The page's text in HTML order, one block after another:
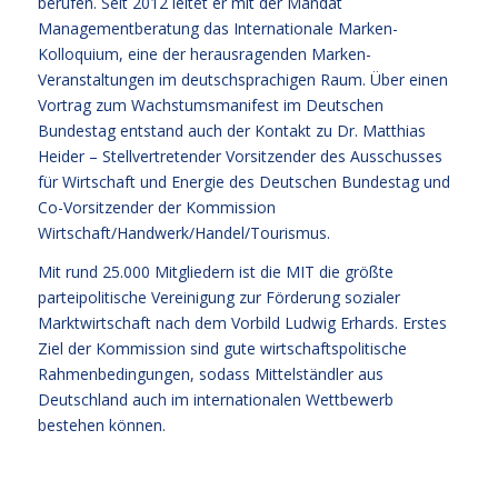
Managementberatung das Internationale Marken-
Kolloquium, eine der herausragenden Marken-
Veranstaltungen im deutschsprachigen Raum. Über einen
Vortrag zum Wachstumsmanifest im Deutschen
Bundestag entstand auch der Kontakt zu Dr. Matthias
Heider – Stellvertretender Vorsitzender des Ausschusses
für Wirtschaft und Energie des Deutschen Bundestag und
Co-Vorsitzender der Kommission
Wirtschaft/Handwerk/Handel/Tourismus.
Mit rund 25.000 Mitgliedern ist die MIT die größte
parteipolitische Vereinigung zur Förderung sozialer
Marktwirtschaft nach dem Vorbild Ludwig Erhards. Erstes
Ziel der Kommission sind gute wirtschaftspolitische
Rahmenbedingungen, sodass Mittelständler aus
Deutschland auch im internationalen Wettbewerb
bestehen können.